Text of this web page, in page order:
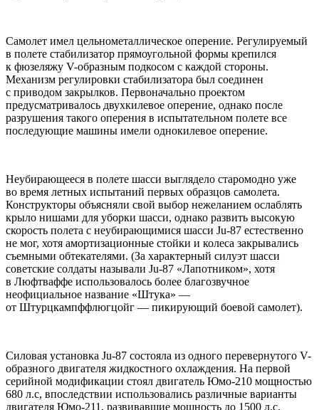
Самолет имел цельнометаллическое оперение. Регулируемый
в полете стабилизатор прямоугольной формы крепился
к фюзеляжу V-образным подкосом с каждой стороны.
Механизм регулировки стабилизатора был соединен
с приводом закрылков. Первоначально проектом
предусматривалось двухкилевое оперение, однако после
разрушения такого оперения в испытательном полете все
последующие машины имели однокилевое оперение.
Неубирающееся в полете шасси выглядело старомодно уже
во время летных испытаний первых образцов самолета.
Конструкторы объясняли свой выбор нежеланием ослаблять
крыло нишами для уборки шасси, однако развить высокую
скорость полета с неубирающимися шасси Ju-87 естественно
не мог, хотя амортизационные стойки и колеса закрывались
съемными обтекателями. (За характерный силуэт шасси
советские солдаты называли Ju-87 «Лапотником», хотя
в Люфтваффе использовалось более благозвучное
неофициальное название «Штука» —
от Штурцкампффлюгцойг — пикирующий боевой самолет).
Силовая установка Ju-87 состояла из одного перевернутого V-
образного двигателя жидкостного охлаждения. На первой
серийной модификации стоял двигатель Юмо-210 мощностью
680 л.с, впоследствии использовались различные варианты
двигателя Юмо-211, развивавшие мощность до 1500 л.с.